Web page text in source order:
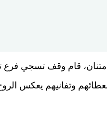
قام وقف تسجي فرع
وتفانيهم يعكس